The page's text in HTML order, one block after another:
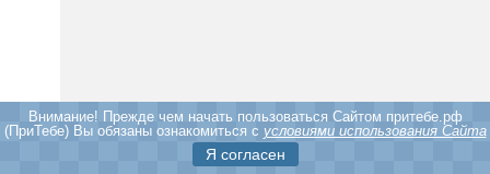
Внимание! Прежде чем начать пользоваться Cайтом притебе.рф
(ПриТебе) Вы обязаны ознакомиться с условиями использования Сайта
Я согласен